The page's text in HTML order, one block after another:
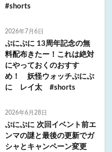
#shorts
2026年7月6日
ぷにぷに 13周年記念の無
料配布きたー！これは絶対
にやっておくのおすす
め！ 妖怪ウォッチぷにぷ
に レイ太 #shorts
2026年6月28日
ぷにぷに 次回イベント前エ
ンマの謎と最後の更新でガ
シャとキャンペーン変更